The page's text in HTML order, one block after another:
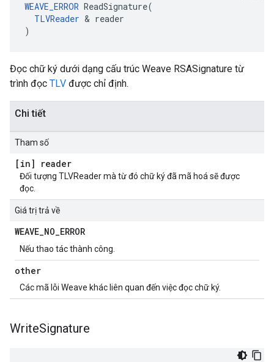
WEAVE_ERROR ReadSignature(
TLVReader & reader
)
Đọc chữ ký dưới dạng cấu trúc Weave RSASignature từ
trình đọc TLV được chỉ định.
Chi tiết
Tham số
[in] reader
Đối tượng TLVReader mà từ đó chữ ký đã mã hoá sẽ được
đọc.
Giá trị trả về
WEAVE_NO_ERROR
Nếu thao tác thành công.
other
Các mã lỗi Weave khác liên quan đến việc đọc chữ ký.
WriteSignature